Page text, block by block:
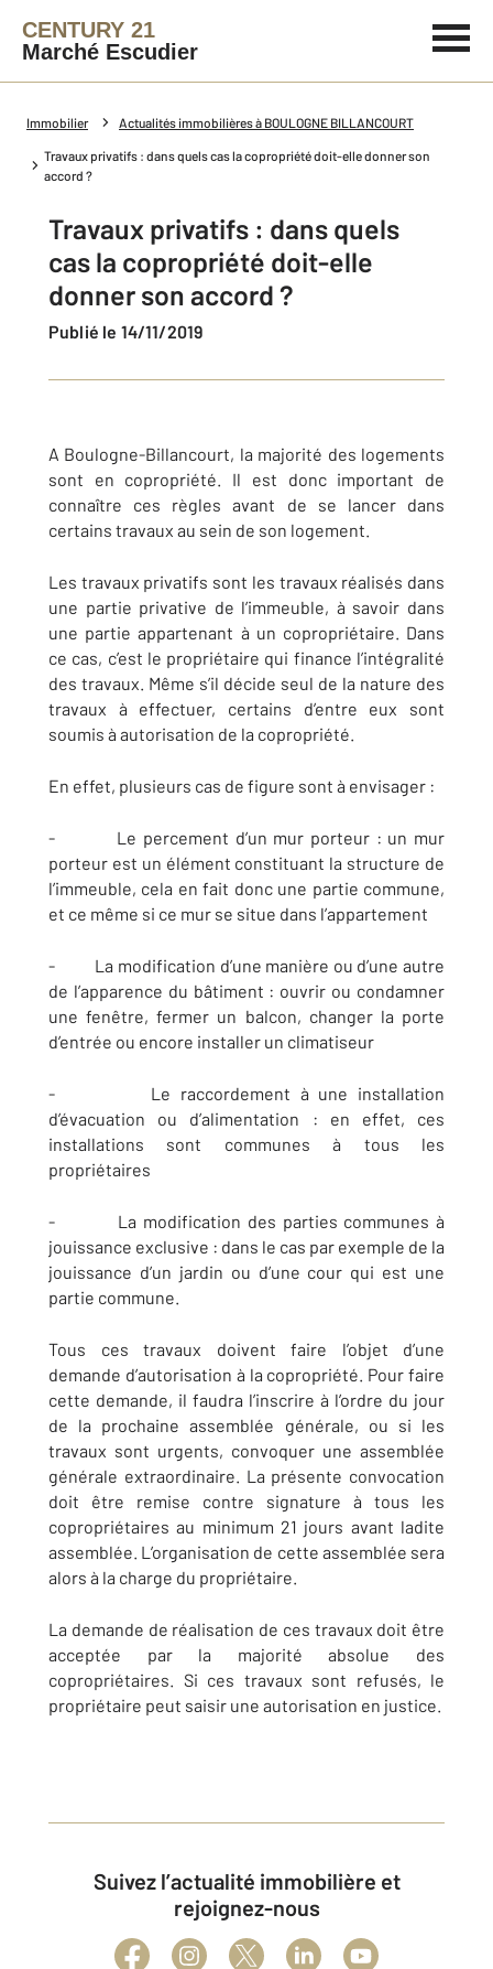
CENTURY 21
Marché Escudier
Immobilier Actualités immobilières à BOULOGNE BILLANCOURT
Travaux privatifs : dans quels cas la copropriété doit-elle donner son
accord ?
Travaux privatifs : dans quels
cas la copropriété doit-elle
donner son accord ?
Publié le 14/11/2019
A Boulogne-Billancourt, la majorité des logements
sont en copropriété. Il est donc important de
connaître ces règles avant de se lancer dans
certains travaux au sein de son logement.
Les travaux privatifs sont les travaux réalisés dans
une partie privative de l’immeuble, à savoir dans
une partie appartenant à un copropriétaire. Dans
ce cas, c’est le propriétaire qui finance l’intégralité
des travaux. Même s’il décide seul de la nature des
travaux à effectuer, certains d’entre eux sont
soumis à autorisation de la copropriété.
En effet, plusieurs cas de figure sont à envisager :
- Le percement d’un mur porteur : un mur
porteur est un élément constituant la structure de
l’immeuble, cela en fait donc une partie commune,
et ce même si ce mur se situe dans l’appartement
- La modification d’une manière ou d’une autre
de l’apparence du bâtiment : ouvrir ou condamner
une fenêtre, fermer un balcon, changer la porte
d’entrée ou encore installer un climatiseur
- Le raccordement à une installation
d’évacuation ou d’alimentation : en effet, ces
installations sont communes à tous les
propriétaires
- La modification des parties communes à
jouissance exclusive : dans le cas par exemple de la
jouissance d’un jardin ou d’une cour qui est une
partie commune.
Tous ces travaux doivent faire l’objet d’une
demande d’autorisation à la copropriété. Pour faire
cette demande, il faudra l’inscrire à l’ordre du jour
de la prochaine assemblée générale, ou si les
travaux sont urgents, convoquer une assemblée
générale extraordinaire. La présente convocation
doit être remise contre signature à tous les
copropriétaires au minimum 21 jours avant ladite
assemblée. L’organisation de cette assemblée sera
alors à la charge du propriétaire.
La demande de réalisation de ces travaux doit être
acceptée par la majorité absolue des
copropriétaires. Si ces travaux sont refusés, le
propriétaire peut saisir une autorisation en justice.
Suivez l’actualité immobilière et
rejoignez-nous